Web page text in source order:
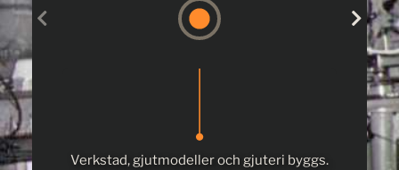
Verkstad, gjutmodeller och gjuteri byggs.